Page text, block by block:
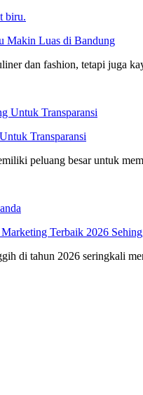
Makin Luas di Bandung
dan fashion, tetapi juga
Transparansi
peluang besar untuk
Terbaik 2026
di tahun 2026 seringkali